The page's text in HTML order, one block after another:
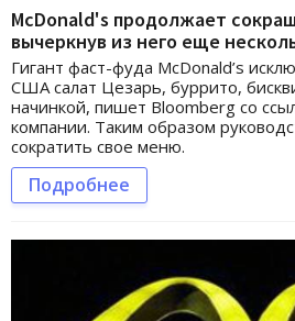
McDonald's продолжает
вычеркнув из него еще
Гигант фаст-фуда McDonald’s
США салат Цезарь, буррито,
начинкой, пишет Bloomberg со
компании. Таким образом
сократить свое меню.
Подробнее